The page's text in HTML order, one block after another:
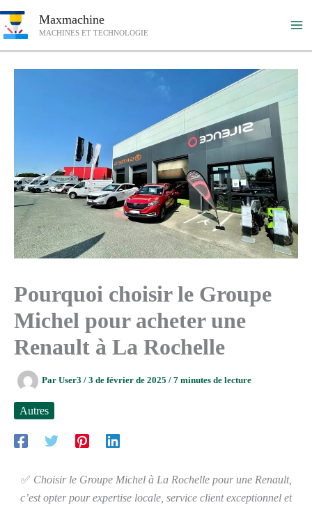
au
Maxmachine
MACHINES ET TECHNOLOGIE
Pourquoi choisir le Groupe
Michel pour acheter une
Renault à La Rochelle
Par User3 / 3 de février de 2025 / 7 minutes de lecture
Autres
✅ Choisir le Groupe Michel à La Rochelle pour une Renault,
c’est opter pour expertise locale, service client exceptionnel et